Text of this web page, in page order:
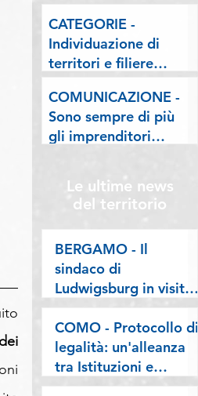
Esposto delle
Associazioni artigiane
lombarde: "Le regole
valgano per tutti"
CATEGORIE -
Individuazione di
territori e filiere
pilota nell'ambito del
"Programma V.E.R.A.
– Ecodesign etico e
valorizzazione delle
COMUNICAZIONE -
Sono sempre di più
gli imprenditori
Lombardia, la nostra
riflessione sulla
stampa
Le ultime news
del territorio
BERGAMO - Il
sindaco di
Ludwigsburg in visita
a Confartigianato
Bergamo: si rafforza
una collaborazione
lunga oltre vent’anni
COMO - Protocollo di
legalità: un'alleanza
tra Istituzioni e
imprese per difendere